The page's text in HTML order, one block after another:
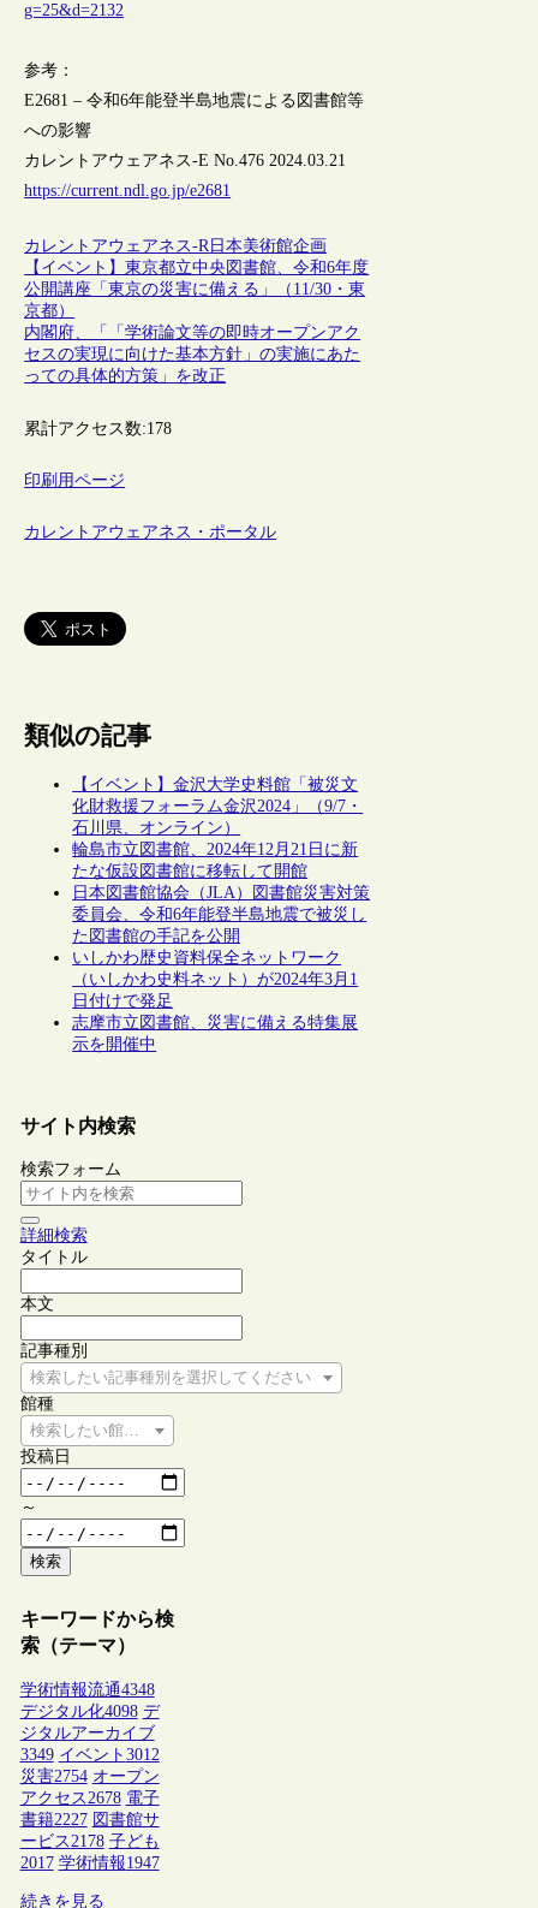
g=25&d=2132
参考：
E2681 – 令和6年能登半島地震による図書館等
への影響
カレントアウェアネス-E No.476 2024.03.21
https://current.ndl.go.jp/e2681
カレントアウェアネス-R日本美術館企画
【イベント】東京都立中央図書館、令和6年度
公開講座「東京の災害に備える」（11/30・東
京都）
内閣府、「「学術論文等の即時オープンアク
セスの実現に向けた基本方針」の実施にあた
っての具体的方策」を改正
累計アクセス数:178
印刷用ページ
カレントアウェアネス・ポータル
類似の記事
【イベント】金沢大学史料館「被災文
化財救援フォーラム金沢2024」（9/7・
石川県、オンライン）
輪島市立図書館、2024年12月21日に新
たな仮設図書館に移転して開館
日本図書館協会（JLA）図書館災害対策
委員会、令和6年能登半島地震で被災し
た図書館の手記を公開
いしかわ歴史資料保全ネットワーク
（いしかわ史料ネット）が2024年3月1
日付けで発足
志摩市立図書館、災害に備える特集展
示を開催中
サイト内検索
検索フォーム
詳細検索
タイトル
本文
記事種別
検索したい記事種別を選択してください
館種
検索したい館種を選択してください
投稿日
～
検索
キーワードから検
索（テーマ）
学術情報流通4348
デジタル化4098 デ
ジタルアーカイブ
3349 イベント 3012
災害2754 オープン
アクセス 2678 電子
書籍2227 図書館サ
ービス 2178 子ども
2017 学術情報1947
続きを見る